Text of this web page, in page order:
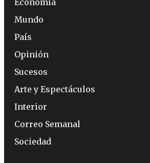
Mundo
País
Opinión
Sucesos
Arte y Espectáculos
Interior
Correo Semanal
Sociedad